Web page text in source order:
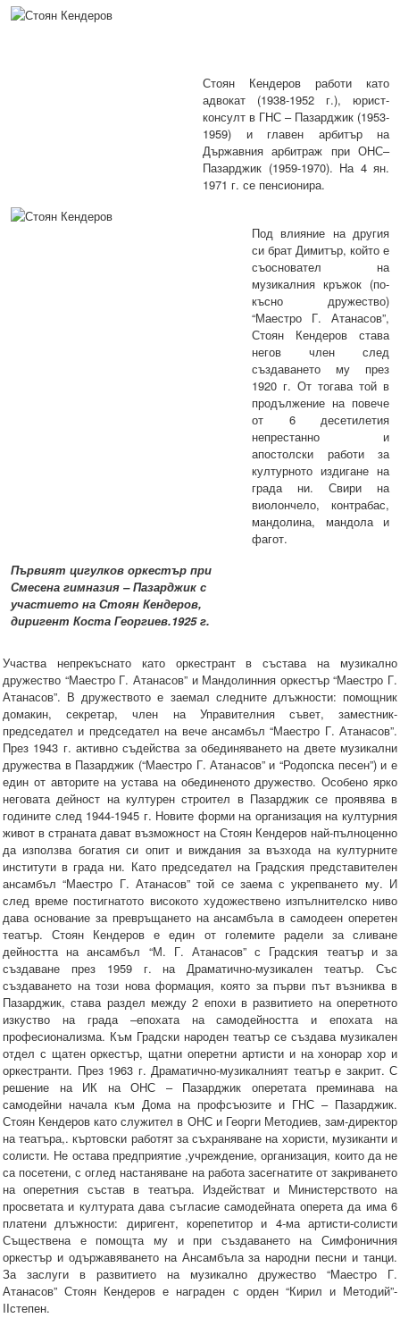
Стоян Кендеров работи като
адвокат (1938-1952 г.), юрист-
консулт в ГНС – Пазарджик (1953-
1959) и главен арбитър на
Държавния арбитраж при ОНС–
Пазарджик (1959-1970). На 4 ян.
1971 г. се пенсионира.
Под влияние на другия
си брат Димитър, който е
съосновател на
музикалния кръжок (по-
късно дружество)
“Маестро Г. Атанасов”,
Стоян Кендеров става
негов член след
създаването му през
1920 г. От тогава той в
продължение на повече
от 6 десетилетия
непрестанно и
апостолски работи за
културното издигане на
града ни. Свири на
виолончело, контрабас,
мандолина, мандола и
фагот.
Първият цигулков оркестър при
Смесена гимназия – Пазарджик с
участието на Стоян Кендеров,
диригент Коста Георгиев.1925 г.
Участва непрекъснато като оркестрант в състава на музикално
дружество “Маестро Г. Атанасов” и Мандолинния оркестър “Маестро Г.
Атанасов”. В дружеството е заемал следните длъжности: помощник
домакин, секретар, член на Управителния съвет, заместник-
председател и председател на вече ансамбъл “Маестро Г. Атанасов”.
През 1943 г. активно съдейства за обединяването на двете музикални
дружества в Пазарджик (“Маестро Г. Атанасов” и “Родопска песен”) и е
един от авторите на устава на обединеното дружество. Особено ярко
неговата дейност на културен строител в Пазарджик се проявява в
годините след 1944-1945 г. Новите форми на организация на културния
живот в страната дават възможност на Стоян Кендеров най-пълноценно
да използва богатия си опит и виждания за възхода на културните
институти в града ни. Като председател на Градския представителен
ансамбъл “Маестро Г. Атанасов” той се заема с укрепването му. И
след време постигнатото високото художествено изпълнителско ниво
дава основание за превръщането на ансамбъла в самодеен оперетен
театър. Стоян Кендеров е един от големите радели за сливане
дейността на ансамбъл “М. Г. Атанасов” с Градския театър и за
създаване през 1959 г. на Драматично-музикален театър. Със
създаването на този нова формация, която за първи път възниква в
Пазарджик, става раздел между 2 епохи в развитието на оперетното
изкуство на града –епохата на самодейността и епохата на
професионализма. Към Градски народен театър се създава музикален
отдел с щатен оркестър, щатни оперетни артисти и на хонорар хор и
оркестранти. През 1963 г. Драматично-музикалният театър е закрит. С
решение на ИК на ОНС – Пазарджик оперетата преминава на
самодейни начала към Дома на профсъюзите и ГНС – Пазарджик.
Стоян Кендеров като служител в ОНС и Георги Методиев, зам-директор
на театъра,. къртовски работят за съхраняване на хористи, музиканти и
солисти. Не остава предприятие ,учреждение, организация, които да не
са посетени, с оглед настаняване на работа засегнатите от закриването
на оперетния състав в театъра. Издействат и Министерството на
просветата и културата дава съгласие самодейната оперета да има 6
платени длъжности: диригент, корепетитор и 4-ма артисти-солисти
Съществена е помощта му и при създаването на Симфоничния
оркестър и одържавяването на Ансамбъла за народни песни и танци.
За заслуги в развитието на музикално дружество “Маестро Г.
Атанасов” Стоян Кендеров е награден с орден “Кирил и Методий”-
IIстепен.